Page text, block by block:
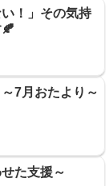
い！」その気持
7月おたより～
た支援～